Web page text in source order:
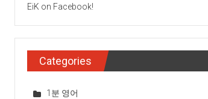
EiK on Facebook!
Categories
1분 영어